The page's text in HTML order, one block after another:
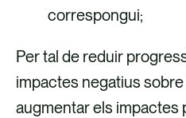
correspongui;
Per tal de reduir
impactes negatius
augmentar els impactes